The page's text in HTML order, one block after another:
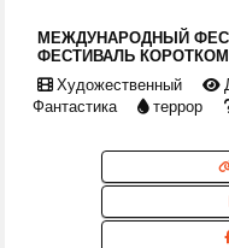
МЕЖДУНАРОДНЫЙ
ФЕСТИВАЛЬ
Художественный
Фантастика
террор